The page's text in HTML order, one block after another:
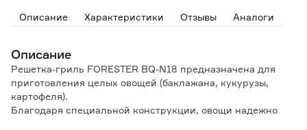
Описание Характеристики Отзывы Аналоги
Описание
Решетка-гриль FORESTER BQ-N18 предназначена для
приготовления целых овощей (баклажана, кукурузы,
картофеля).
Благодаря специальной конструкции, овощи надежно